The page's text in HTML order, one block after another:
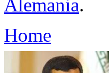
Alemania.
Home